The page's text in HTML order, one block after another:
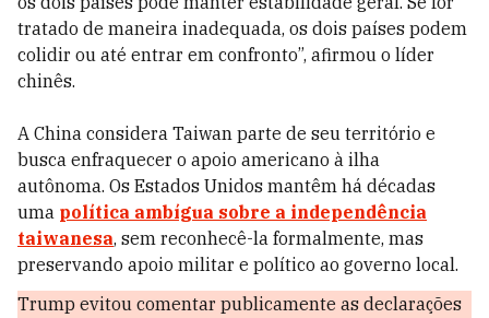
tratado de maneira inadequada, os dois países podem
colidir ou até entrar em confronto”, afirmou o líder
chinês.
A China considera Taiwan parte de seu território e
busca enfraquecer o apoio americano à ilha
autônoma. Os Estados Unidos mantêm há décadas
uma política ambígua sobre a independência
taiwanesa, sem reconhecê-la formalmente, mas
preservando apoio militar e político ao governo local.
Trump evitou comentar publicamente as declarações